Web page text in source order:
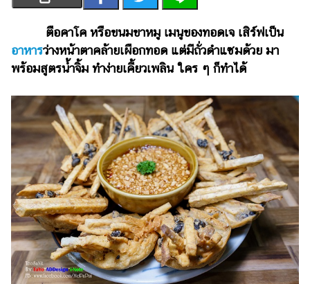
การ
ศึกษา
บันเทิง
ดู
หนัง
Music
Station
ละคร
บันเทิง
เกาหลี
ไลฟ์
ตือคาโค หรือขนมขาหมู เมนูของทอดเจ เสิร์ฟเป็น
อาหารว่างหน้าตาคล้ายเผือกทอด แต่มีถั่วดำแซมด้วย มา
พร้อมสูตรน้ำจิ้ม ทำง่ายเคี้ยวเพลิน ใคร ๆ ก็ทำได้